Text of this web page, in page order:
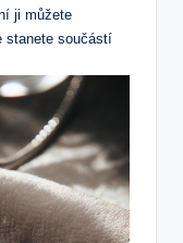
ji můžete
stanete součástí